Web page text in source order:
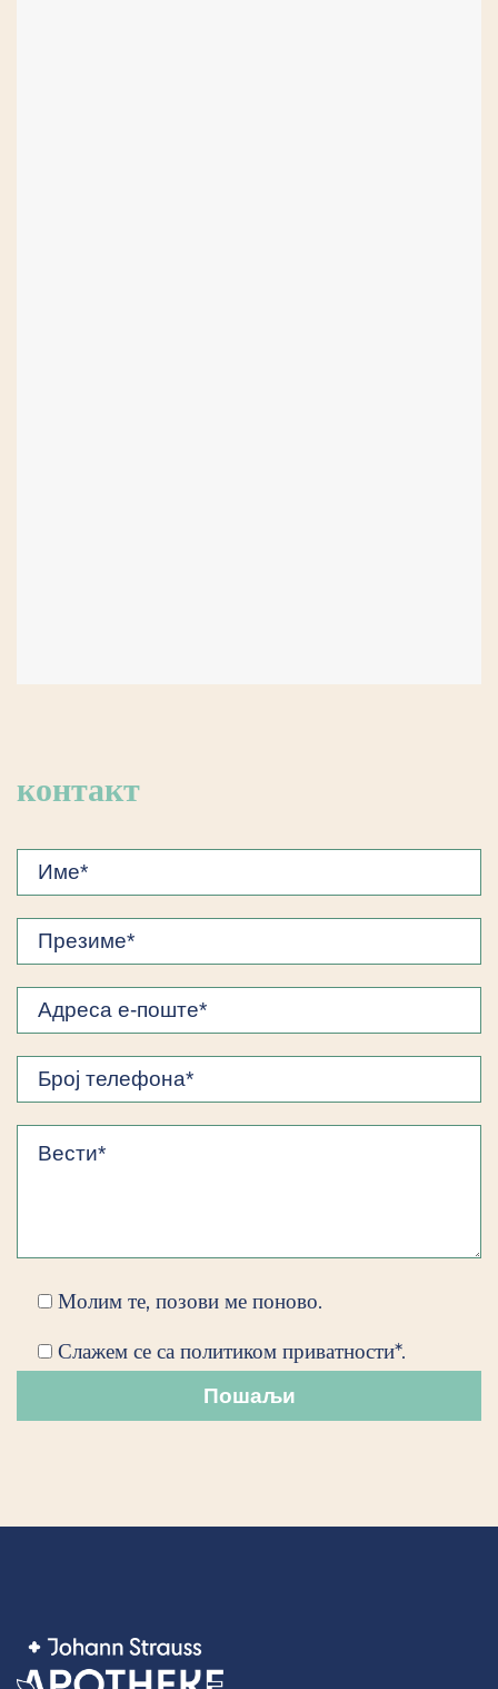
контакт
Молим те, позови ме поново.
Слажем се са политиком приватности*.